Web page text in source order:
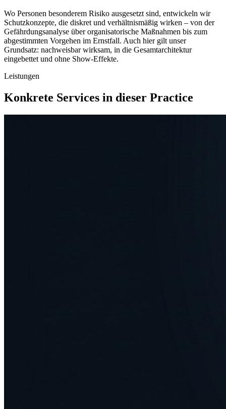
Wo Personen besonderem Risiko ausgesetzt sind, entwickeln wir
Schutzkonzepte, die diskret und verhältnismäßig wirken – von der
Gefährdungsanalyse über organisatorische Maßnahmen bis zum
abgestimmten Vorgehen im Ernstfall. Auch hier gilt unser
Grundsatz: nachweisbar wirksam, in die Gesamtarchitektur
eingebettet und ohne Show-Effekte.
Leistungen
Konkrete Services in dieser Practice